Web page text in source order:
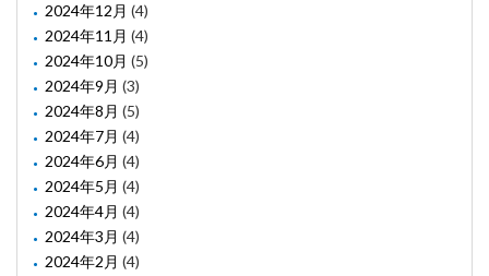
2024年12月 (4)
2024年11月 (4)
2024年10月 (5)
2024年9月 (3)
2024年8月 (5)
2024年7月 (4)
2024年6月 (4)
2024年5月 (4)
2024年4月 (4)
2024年3月 (4)
2024年2月 (4)